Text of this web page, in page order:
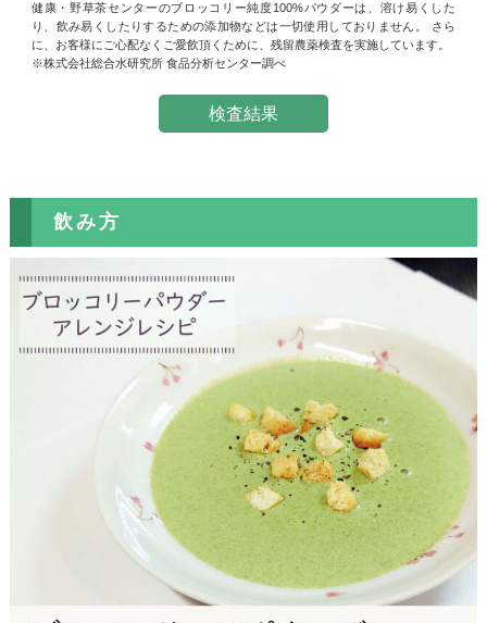
健康・野草茶センターのブロッコリー純度100%パウダーは、溶け易くした
り、飲み易くしたりするための添加物などは一切使用しておりません。 さら
に、お客様にご心配なくご愛飲頂くために、残留農薬検査を実施しています。
※株式会社総合水研究所 食品分析センター調べ
検査結果
飲み方